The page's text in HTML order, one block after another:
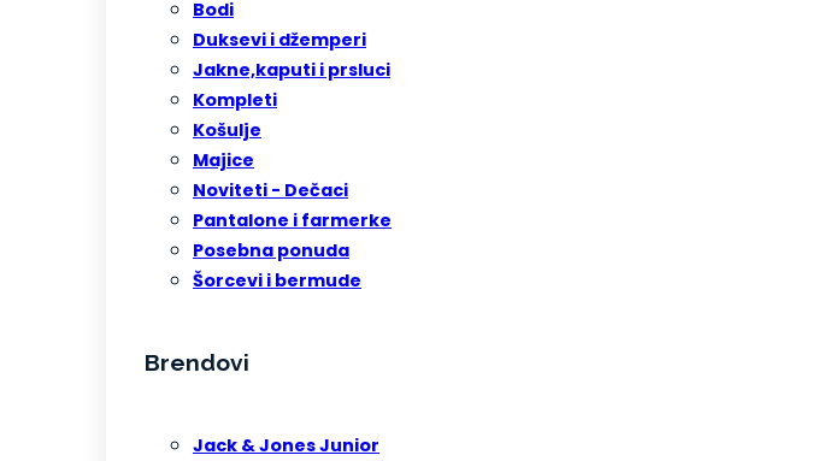
Bodi
Duksevi i džemperi
Jakne,kaputi i prsluci
Kompleti
Košulje
Majice
Noviteti - Dečaci
Pantalone i farmerke
Posebna ponuda
Šorcevi i bermude
Brendovi
Jack & Jones Junior